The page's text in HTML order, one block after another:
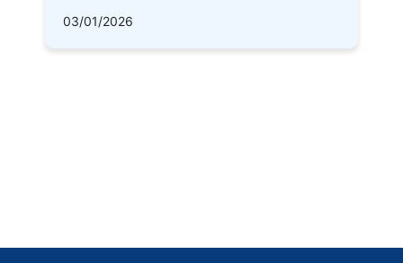
03/01/2026